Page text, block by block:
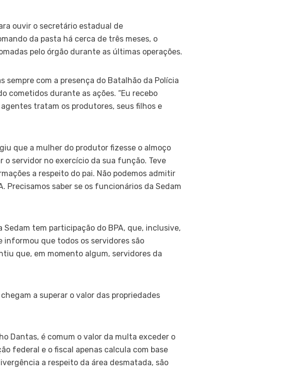
ouvir o secretário estadual de
da pasta há cerca de três meses, o
pelo órgão durante as últimas operações.
sempre com a presença do Batalhão da Polícia
cometidos durante as ações. “Eu recebo
tratam os produtores, seus filhos e
que a mulher do produtor fizesse o almoço
o servidor no exercício da sua função. Teve
a respeito do pai. Não podemos admitir
Precisamos saber se os funcionários da Sedam
tem participação do BPA, que, inclusive,
informou que todos os servidores são
que, em momento algum, servidores da
a superar o valor das propriedades
Dantas, é comum o valor da multa exceder o
federal e o fiscal apenas calcula com base
a respeito da área desmatada, são